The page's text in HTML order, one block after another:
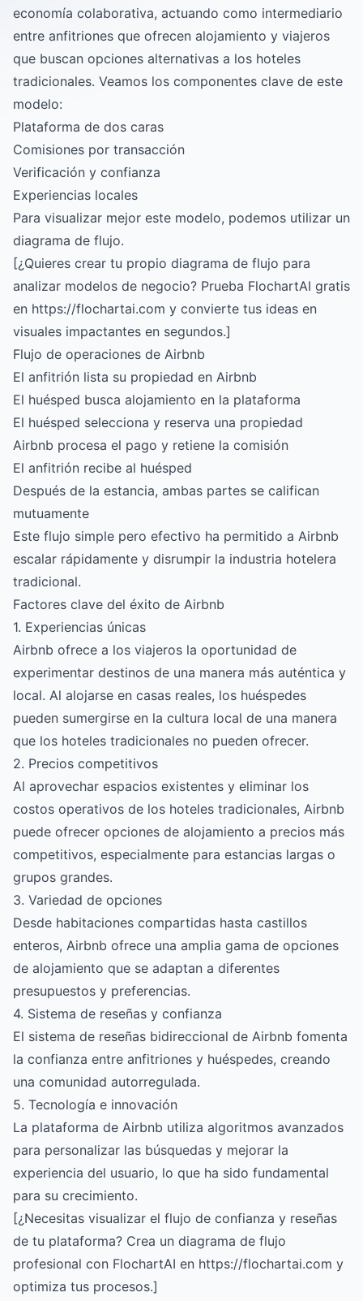
economía colaborativa, actuando como intermediario
entre anfitriones que ofrecen alojamiento y viajeros
que buscan opciones alternativas a los hoteles
tradicionales. Veamos los componentes clave de este
modelo:
Plataforma de dos caras
Comisiones por transacción
Verificación y confianza
Experiencias locales
Para visualizar mejor este modelo, podemos utilizar un
diagrama de flujo.
[¿Quieres crear tu propio diagrama de flujo para
analizar modelos de negocio? Prueba FlochartAI gratis
en https://flochartai.com y convierte tus ideas en
visuales impactantes en segundos.]
Flujo de operaciones de Airbnb
El anfitrión lista su propiedad en Airbnb
El huésped busca alojamiento en la plataforma
El huésped selecciona y reserva una propiedad
Airbnb procesa el pago y retiene la comisión
El anfitrión recibe al huésped
Después de la estancia, ambas partes se califican
mutuamente
Este flujo simple pero efectivo ha permitido a Airbnb
escalar rápidamente y disrumpir la industria hotelera
tradicional.
Factores clave del éxito de Airbnb
1. Experiencias únicas
Airbnb ofrece a los viajeros la oportunidad de
experimentar destinos de una manera más auténtica y
local. Al alojarse en casas reales, los huéspedes
pueden sumergirse en la cultura local de una manera
que los hoteles tradicionales no pueden ofrecer.
2. Precios competitivos
Al aprovechar espacios existentes y eliminar los
costos operativos de los hoteles tradicionales, Airbnb
puede ofrecer opciones de alojamiento a precios más
competitivos, especialmente para estancias largas o
grupos grandes.
3. Variedad de opciones
Desde habitaciones compartidas hasta castillos
enteros, Airbnb ofrece una amplia gama de opciones
de alojamiento que se adaptan a diferentes
presupuestos y preferencias.
4. Sistema de reseñas y confianza
El sistema de reseñas bidireccional de Airbnb fomenta
la confianza entre anfitriones y huéspedes, creando
una comunidad autorregulada.
5. Tecnología e innovación
La plataforma de Airbnb utiliza algoritmos avanzados
para personalizar las búsquedas y mejorar la
experiencia del usuario, lo que ha sido fundamental
para su crecimiento.
[¿Necesitas visualizar el flujo de confianza y reseñas
de tu plataforma? Crea un diagrama de flujo
profesional con FlochartAI en https://flochartai.com y
optimiza tus procesos.]